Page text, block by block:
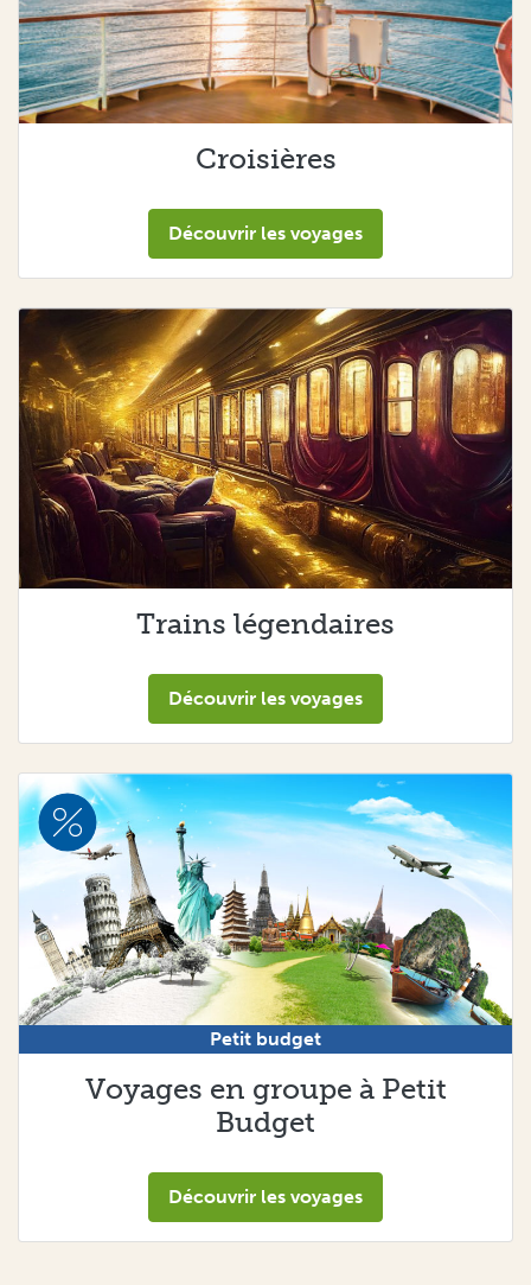
Croisières
Découvrir les voyages
Trains légendaires
Découvrir les voyages
Petit budget
Voyages en groupe à Petit
Budget
Découvrir les voyages